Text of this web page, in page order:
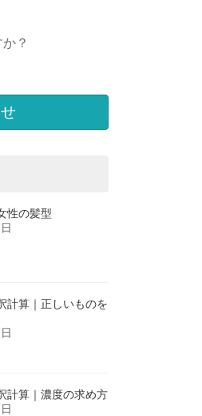
？
性の髪型
計算｜正しいものを
計算｜濃度の求め方